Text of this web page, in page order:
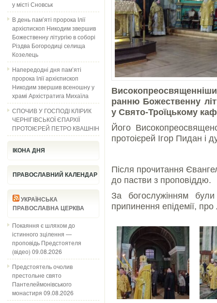
у місті Сновськ
В день пам’яті пророка Ілії
архієпископ Никодим звершив
Божественну літургію в соборі
Різдва Богородиці селища
Козелець
Напередодні дня пам’яті
пророка Ілії архієпископ
Никодим звершив всеношну у
храмі Архістратига Михаїла
СПОЧИВ У ГОСПОДІ КЛІРИК
ЧЕРНІГІВСЬКОЇ ЄПАРХІЇ
ПРОТОІЄРЕЙ ПЕТРО КВАШНІН
ІКОНА ДНЯ
ПРАВОСЛАВНИЙ КАЛЕНДАР
УКРАЇНСЬКА
ПРАВОСЛАВНА ЦЕРКВА
Покаяння є шляхом до
істинного зцілення —
проповідь Предстоятеля
(відео) 09.08.2026
Предстоятель очолив
престольне свято
Пантелеймонівського
монастиря 09.08.2026
ранню Божественну
у Свято-Троїцькому
Його
протоієрей Ігор Пидан і
Після прочитання
до пастви з проповіддю.
За богослужінням
припинення епідемії,